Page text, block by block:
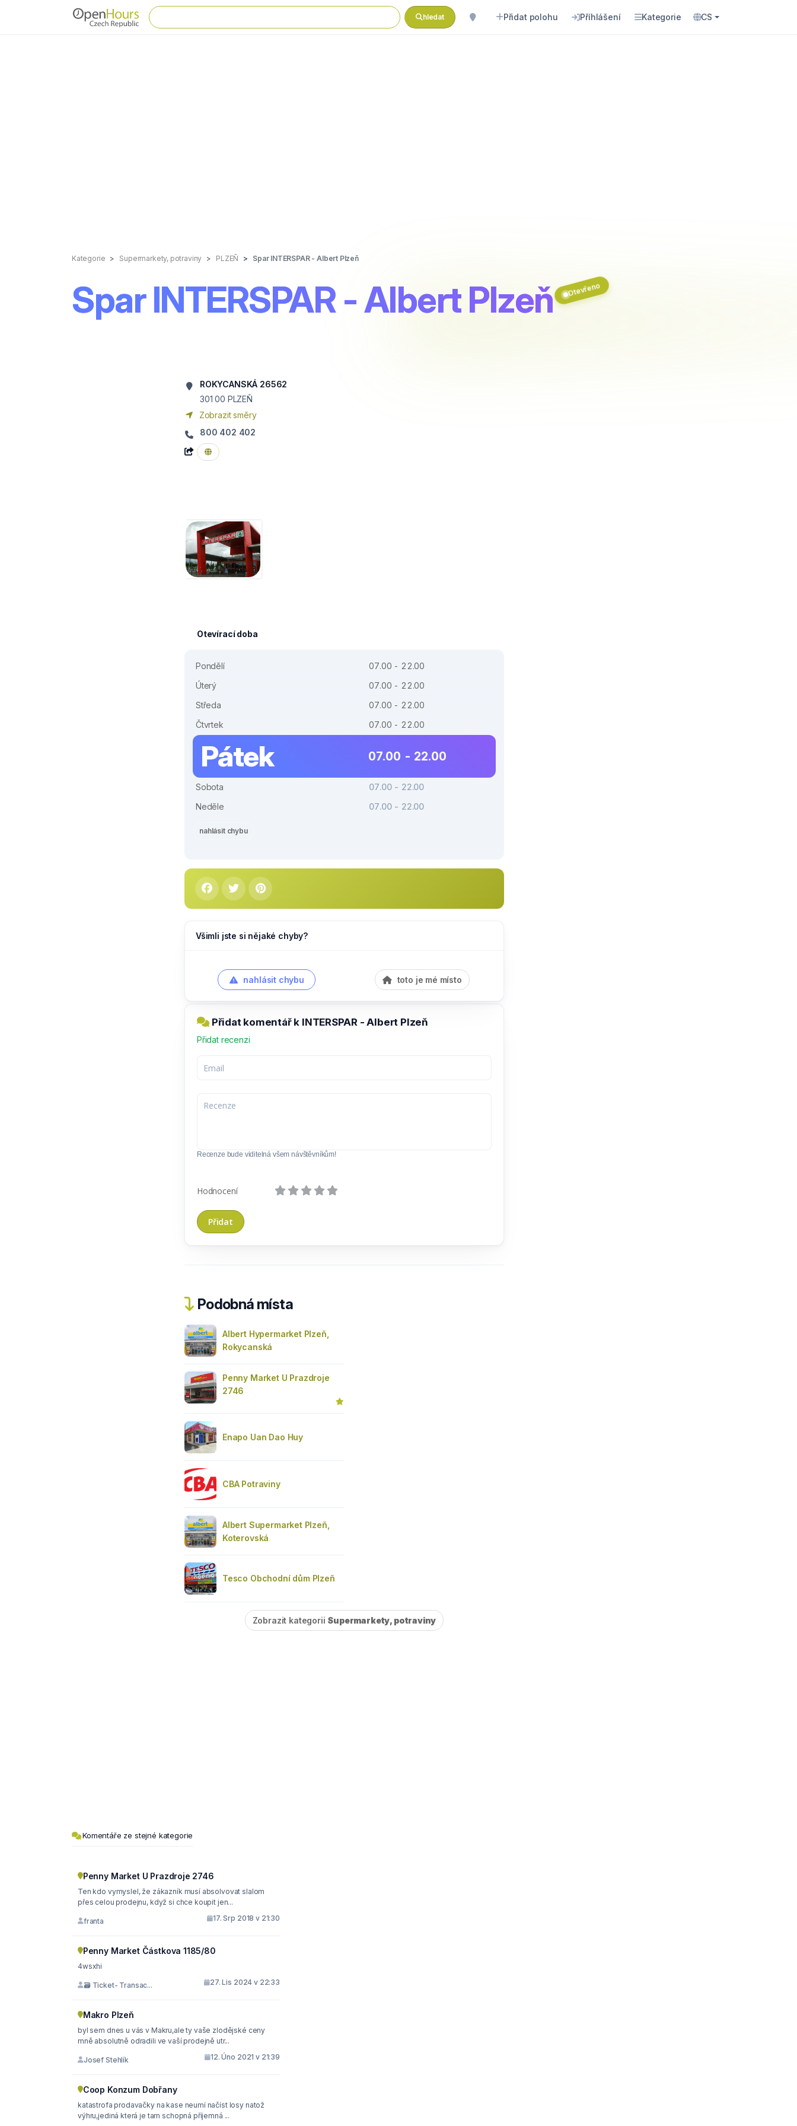
hledat Přidat polohu Příhlášení Kategorie CS
Kategorie Supermarkety, potraviny PLZEŇ Spar INTERSPAR - Albert Plzeň
Spar INTERSPAR - Albert Plzeň Otevřeno
ROKYCANSKÁ 26562
301 00 PLZEŇ
Zobrazit směry
800 402 402
Otevírací doba
Pondělí
07.00 - 22.00
Úterý
07.00 - 22.00
Středa
07.00 - 22.00
Čtvrtek
07.00 - 22.00
Pátek 07.00 - 22.00
Sobota
07.00 - 22.00
Neděle
07.00 - 22.00
nahlásit chybu
Všimli jste si nějaké chyby?
nahlásit chybu toto je mé místo
Přidat komentář k INTERSPAR - Albert Plzeň
Přidat recenzi
Recenze bude viditelná všem návštěvníkům!
Hodnocení
Podobná místa
Albert Hypermarket Plzeň,
Rokycanská
Penny Market U Prazdroje
2746
Enapo Uan Dao Huy
CBA Potraviny
Albert Supermarket Plzeň,
Koterovská
Tesco Obchodní dům Plzeň
Zobrazit kategorii Supermarkety, potraviny
Komentáře ze stejné kategorie
Penny Market U Prazdroje 2746
Ten kdo vymyslel, že zákazník musí absolvovat slalom
přes celou prodejnu, když si chce koupit jen...
franta 17. Srp 2018 v 21:30
Penny Market Částkova 1185/80
4wsxhi
🗃 Ticket- Transac... 27. Lis 2024 v 22:33
Makro Plzeň
byl sem dnes u vás v Makru,ale ty vaše zlodějské ceny
mně absolutně odradili ve vaší prodejně utr...
Josef Stehlík 12. Úno 2021 v 21:39
Coop Konzum Dobřany
katastrofa prodavačky na kase neumí načíst losy natož
výhru,jediná která je tam schopná příjemná ...